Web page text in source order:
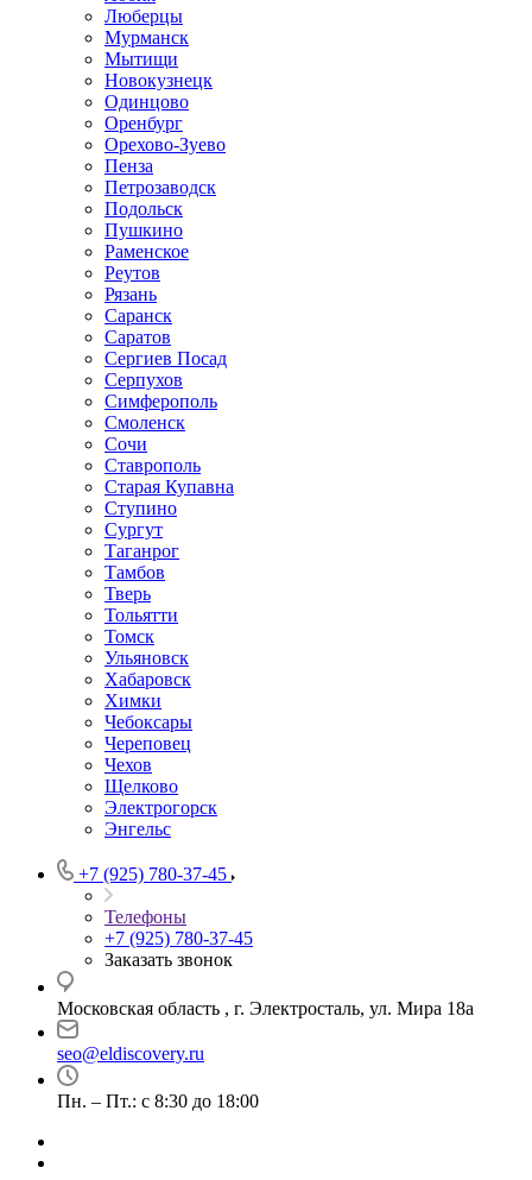
Люберцы
Мурманск
Мытищи
Новокузнецк
Одинцово
Оренбург
Орехово-Зуево
Пенза
Петрозаводск
Подольск
Пушкино
Раменское
Реутов
Рязань
Саранск
Саратов
Сергиев Посад
Серпухов
Симферополь
Смоленск
Сочи
Ставрополь
Старая Купавна
Ступино
Сургут
Таганрог
Тамбов
Тверь
Тольятти
Томск
Ульяновск
Хабаровск
Химки
Чебоксары
Череповец
Чехов
Щелково
Электрогорск
Энгельс
+7 (925) 780-37-45
Телефоны
+7 (925) 780-37-45
Заказать звонок
Московская область , г. Электросталь, ул. Мира 18а
seo@eldiscovery.ru
Пн. – Пт.: с 8:30 до 18:00